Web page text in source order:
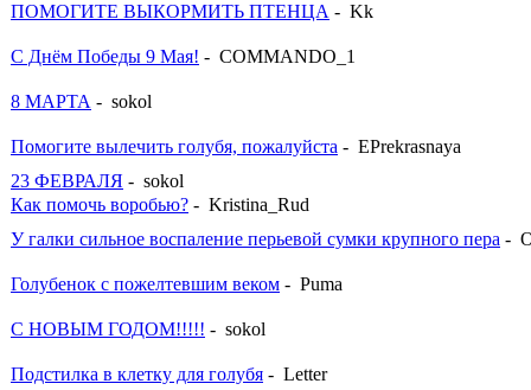
ПОМОГИТЕ ВЫКОРМИТЬ ПТЕНЦА - Kk
С Днём Победы 9 Мая! - COMMANDO_1
8 МАРТА - sokol
Помогите вылечить голубя, пожалуйста - EPrekrasnaya
23 ФЕВРАЛЯ - sokol
Как помочь воробью? - Kristina_Rud
У галки сильное воспаление перьевой сумки крупного пера -
Голубенок с пожелтевшим веком - Puma
С НОВЫМ ГОДОМ!!!!! - sokol
Подстилка в клетку для голубя - Letter